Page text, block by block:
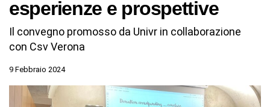
esperienze e prospettive
Il convegno promosso da Univr in collaborazione
con Csv Verona
9 Febbraio 2024